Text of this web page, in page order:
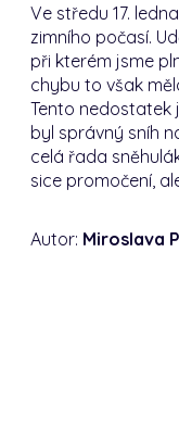
Ve středu 17.
zimního počasí.
při kterém jsme
chybu to však
Tento nedostatek
byl správný sníh
celá řada
sice promočení,
Autor: Miroslava